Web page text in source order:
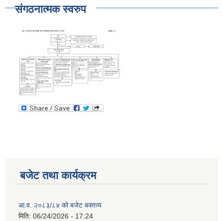
संगठनात्मक स्वरुप
बजेट तथा कार्यक्रम
आ.व. २०८३/८४ को बजेट बक्तव्य
मिति: 06/24/2026 - 17:24